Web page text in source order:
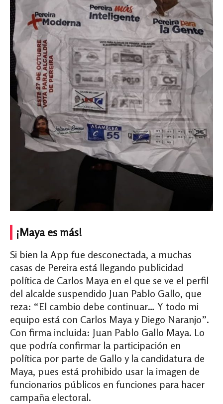
¡Maya es más!
Si bien la App fue desconectada, a muchas
casas de Pereira está llegando publicidad
política de Carlos Maya en el que se ve el perfil
del alcalde suspendido Juan Pablo Gallo, que
reza: “El cambio debe continuar… Y todo mi
equipo está con Carlos Maya y Diego Naranjo”.
Con firma incluida: Juan Pablo Gallo Maya. Lo
que podría confirmar la participación en
política por parte de Gallo y la candidatura de
Maya, pues está prohibido usar la imagen de
funcionarios públicos en funciones para hacer
campaña electoral.